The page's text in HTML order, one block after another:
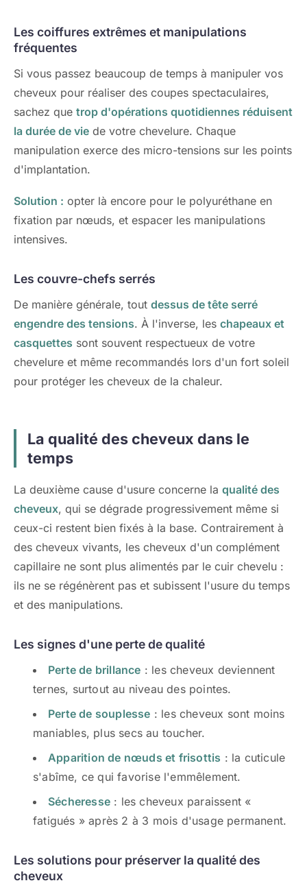
Les coiffures extrêmes et manipulations
fréquentes
Si vous passez beaucoup de temps à manipuler vos
cheveux pour réaliser des coupes spectaculaires,
sachez que trop d'opérations quotidiennes réduisent
la durée de vie de votre chevelure. Chaque
manipulation exerce des micro-tensions sur les points
d'implantation.
Solution : opter là encore pour le polyuréthane en
fixation par nœuds, et espacer les manipulations
intensives.
Les couvre-chefs serrés
De manière générale, tout dessus de tête serré
engendre des tensions. À l'inverse, les chapeaux et
casquettes sont souvent respectueux de votre
chevelure et même recommandés lors d'un fort soleil
pour protéger les cheveux de la chaleur.
La qualité des cheveux dans le
temps
La deuxième cause d'usure concerne la qualité des
cheveux, qui se dégrade progressivement même si
ceux-ci restent bien fixés à la base. Contrairement à
des cheveux vivants, les cheveux d'un complément
capillaire ne sont plus alimentés par le cuir chevelu :
ils ne se régénèrent pas et subissent l'usure du temps
et des manipulations.
Les signes d'une perte de qualité
Perte de brillance : les cheveux deviennent
ternes, surtout au niveau des pointes.
Perte de souplesse : les cheveux sont moins
maniables, plus secs au toucher.
Apparition de nœuds et frisottis : la cuticule
s'abîme, ce qui favorise l'emmêlement.
Sécheresse : les cheveux paraissent «
fatigués » après 2 à 3 mois d'usage permanent.
Les solutions pour préserver la qualité des
cheveux